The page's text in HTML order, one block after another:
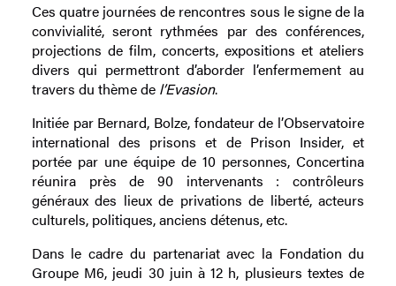
Ces quatre journées de rencontres sous le signe de la
convivialité, seront rythmées par des conférences,
projections de film, concerts, expositions et ateliers
divers qui permettront d’aborder l’enfermement au
travers du thème de l’Evasion.
Initiée par Bernard, Bolze, fondateur de l’Observatoire
international des prisons et de Prison Insider, et
portée par une équipe de 10 personnes, Concertina
réunira près de 90 intervenants : contrôleurs
généraux des lieux de privations de liberté, acteurs
culturels, politiques, anciens détenus, etc.
Dans le cadre du partenariat avec la Fondation du
Groupe M6, jeudi 30 juin à 12 h, plusieurs textes de